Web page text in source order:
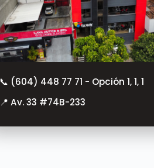
📞 (604) 448 77 71 - Opción 1, 1, 1
📍 Av. 33 #74B-233